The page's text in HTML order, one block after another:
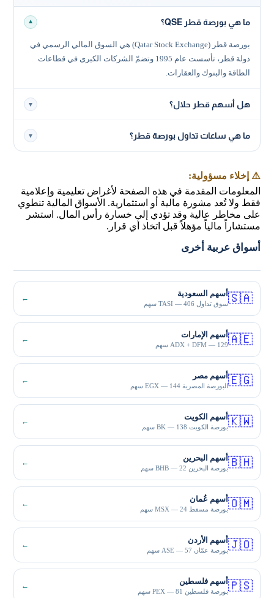
ما هي بورصة قطر QSE؟ ▼
بورصة قطر (Qatar Stock Exchange) هي السوق المالي الرسمي في
دولة قطر، تأسست عام 1995 وتضمّ الشركات الكبرى في قطاعات
الطاقة والبنوك والعقارات.
هل أسهم قطر حلال؟ ▼
ما هي ساعات تداول بورصة قطر؟ ▼
⚠️ إخلاء مسؤولية:
المعلومات المقدمة في هذه الصفحة لأغراض تعليمية وإعلامية
فقط ولا تُعد مشورة مالية أو استثمارية. الأسواق المالية تنطوي
على مخاطر عالية وقد تؤدي إلى خسارة رأس المال. استشر
مستشاراً مالياً مؤهلاً قبل اتخاذ أي قرار.
أسواق عربية أخرى
🇸🇦أسهم السعودية
سوق تداول TASI — 406 سهم
←
🇦🇪أسهم الإمارات
ADX + DFM — 129 سهم
←
🇪🇬أسهم مصر
البورصة المصرية EGX — 144 سهم
←
🇰🇼أسهم الكويت
بورصة الكويت BK — 138 سهم
←
🇧🇭أسهم البحرين
بورصة البحرين BHB — 22 سهم
←
🇴🇲أسهم عُمان
بورصة مسقط MSX — 24 سهم
←
🇯🇴أسهم الأردن
بورصة عمّان ASE — 57 سهم
←
🇵🇸أسهم فلسطين
بورصة فلسطين PEX — 81 سهم
←